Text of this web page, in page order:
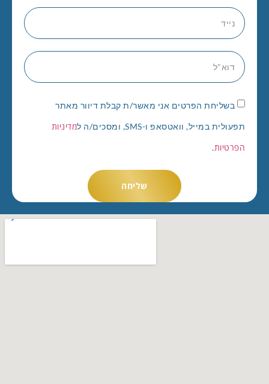
בשליחת הפרטים אני מאשר/ת קבלת דיוור מאתר
תפעולית במייל, וואטסאפ ו-SMS, ומסכים/ה ל
מדיניות
הפרטיות.
שליחה